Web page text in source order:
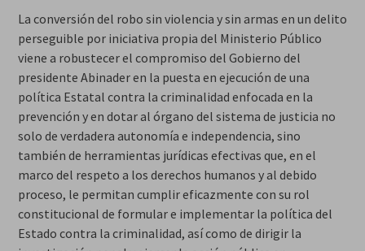
La conversión del robo sin violencia y sin armas en un delito
perseguible por iniciativa propia del Ministerio Público
viene a robustecer el compromiso del Gobierno del
presidente Abinader en la puesta en ejecución de una
política Estatal contra la criminalidad enfocada en la
prevención y en dotar al órgano del sistema de justicia no
solo de verdadera autonomía e independencia, sino
también de herramientas jurídicas efectivas que, en el
marco del respeto a los derechos humanos y al debido
proceso, le permitan cumplir eficazmente con su rol
constitucional de formular e implementar la política del
Estado contra la criminalidad, así como de dirigir la